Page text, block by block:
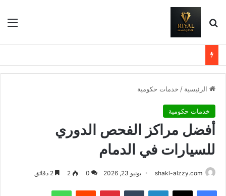
بحث عن
الرئيسية / خدمات حكومية
خدمات حكومية
أفضل مراكز الفحص الدوري
للسيارات في الدمام
shakl-alzzy.com يونيو 23, 2026 0
2
فيسبوك X لينكدإن بينتيريست واتساب